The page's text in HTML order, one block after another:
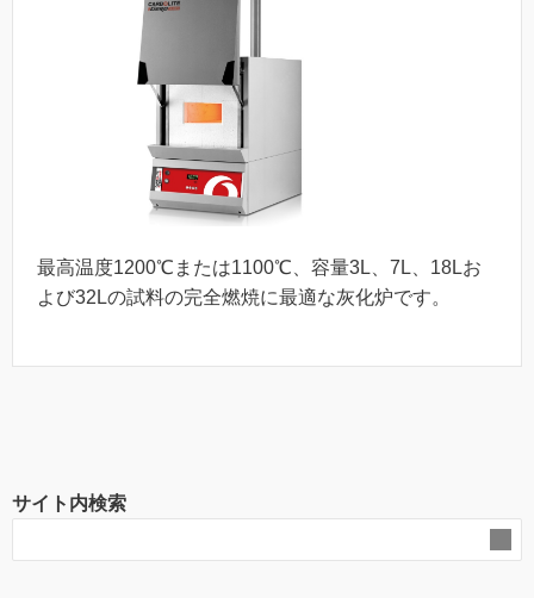
最高温度1200℃または1100℃、容量3L、7L、18Lお
よび32Lの試料の完全燃焼に最適な灰化炉です。
サイト内検索